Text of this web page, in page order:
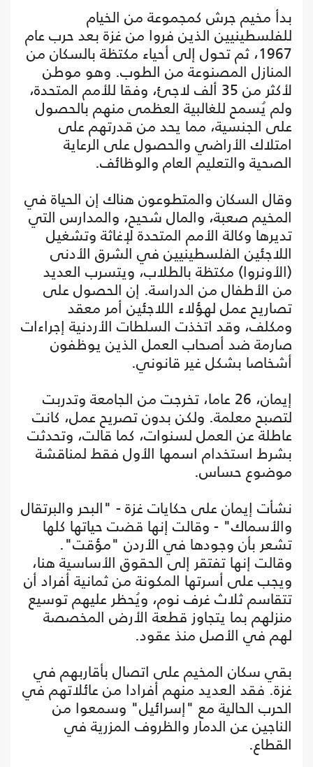
بدأ مخيم جرش كمجموعة من الخيام
للفلسطينيين الذين فروا من غزة بعد حرب عام
1967، ثم تحول إلى أحياء مكتظة بالسكان من
المنازل المصنوعة من الطوب. وهو موطن
لأكثر من 35 ألف لاجئ، وفقا للأمم المتحدة،
ولم يُسمح للغالبية العظمى منهم بالحصول
على الجنسية، مما يحد من قدرتهم على
امتلاك الأراضي والحصول على الرعاية
الصحية والتعليم العام والوظائف.
وقال السكان والمتطوعون هناك إن الحياة في
المخيم صعبة، والمال شحيح، والمدارس التي
تديرها وكالة الأمم المتحدة لإغاثة وتشغيل
اللاجئين الفلسطينيين في الشرق الأدنى
(الأونروا) مكتظة بالطلاب، ويتسرب العديد
من الأطفال من الدراسة. إن الحصول على
تصاريح عمل لهؤلاء اللاجئين أمر معقد
ومكلف، وقد اتخذت السلطات الأردنية إجراءات
صارمة ضد أصحاب العمل الذين يوظفون
أشخاصا بشكل غير قانوني.
إيمان، 26 عاما، تخرجت من الجامعة وتدربت
لتصبح معلمة. ولكن بدون تصريح عمل، كانت
عاطلة عن العمل لسنوات، كما قالت، وتحدثت
بشرط استخدام اسمها الأول فقط لمناقشة
موضوع حساس.
نشأت إيمان على حكايات غزة - "البحر والبرتقال
والأسماك" - وقالت إنها قضت حياتها كلها
تشعر بأن وجودها في الأردن "مؤقت".
وقالت إنها تفتقر إلى الحقوق الأساسية هنا،
ويجب على أسرتها المكونة من ثمانية أفراد أن
تتقاسم ثلاث غرف نوم، ويُحظر عليهم توسيع
منزلهم بما يتجاوز قطعة الأرض المخصصة
لهم في الأصل منذ عقود.
بقي سكان المخيم على اتصال بأقاربهم في
غزة. فقد العديد منهم أفرادا من عائلاتهم في
الحرب الحالية مع "إسرائيل" وسمعوا من
الناجين عن الدمار والظروف المزرية في
القطاع.